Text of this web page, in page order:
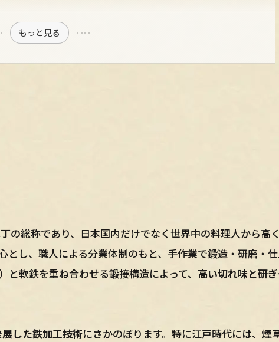
もっと見る
の総称であり、日本国内だけでなく世界中の料理人から高
とし、職人による分業体制のもと、手作業で鍛造・研磨・
軟鉄を重ね合わせる鍛接構造によって、 高い切れ味と研
した鉄加工技術にさかのぼります。特に江戸時代には、煙